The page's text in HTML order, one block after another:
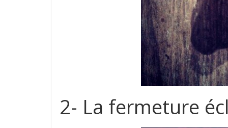
2- La fermeture